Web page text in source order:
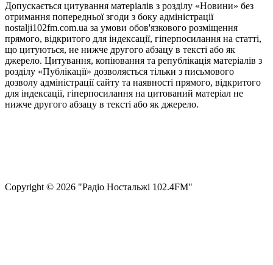
Допускається цитування матеріалів з розділу «Новини» без
отримання попередньої згоди з боку адміністрації
nostalji102fm.com.ua за умови обов'язкового розміщення
прямого, відкритого для індексації, гіперпосилання на статті,
що цитуються, не нижче другого абзацу в тексті або як
джерело. Цитування, копіювання та републікація матеріалів з
розділу «Публікації» дозволяється тільки з письмового
дозволу адміністрації сайту та наявності прямого, відкритого
для індексації, гіперпосилання на цитований матеріал не
нижче другого абзацу в тексті або як джерело.
Сopyright © 2026 "Радіо Ностальжі 102.4FM"